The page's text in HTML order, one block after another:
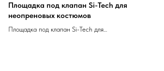
Площадка под клапан Si-Tech для
неопреновых костюмов
Площадка под клапан Si-Tech для